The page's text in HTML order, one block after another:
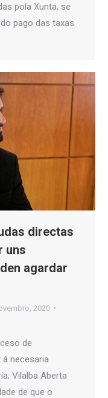
pola Xunta, se
pago das taxas
directas
uns
agardar
2020
de
á necesaria
Vilalba Aberta
de que o